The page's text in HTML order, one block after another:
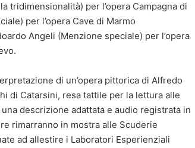
tridimensionalità) per l’opera Campagna di
per l’opera Cave di Marmo
Angeli (Menzione speciale) per l’opera
di un’opera pittorica di Alfredo
di Catarsini, resa tattile per la lettura alle
descrizione adattata e audio registrata in
rimarranno in mostra alle Scuderie
ad allestire i Laboratori Esperienziali